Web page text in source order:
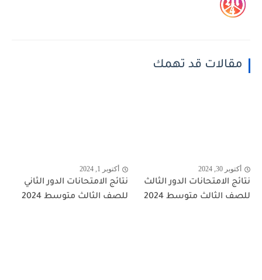
مقالات قد تهمك
أكتوبر 30, 2024
نتائج الامتحانات الدور الثالث
للصف الثالث متوسط 2024
أكتوبر 1, 2024
نتائج الامتحانات الدور الثاني
للصف الثالث متوسط 2024